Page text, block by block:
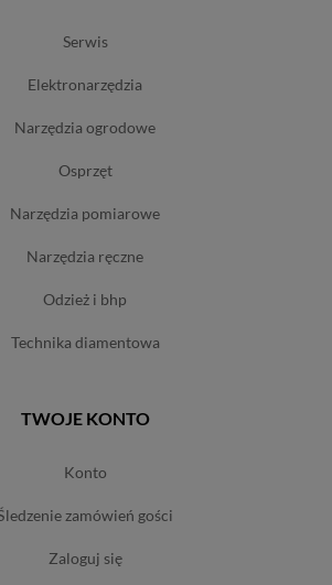
serwis
elektronarzędzia
narzędzia ogrodowe
osprzęt
narzędzia pomiarowe
narzędzia ręczne
odzież i bhp
technika diamentowa
TWOJE KONTO
konto
śledzenie zamówień gości
zaloguj się